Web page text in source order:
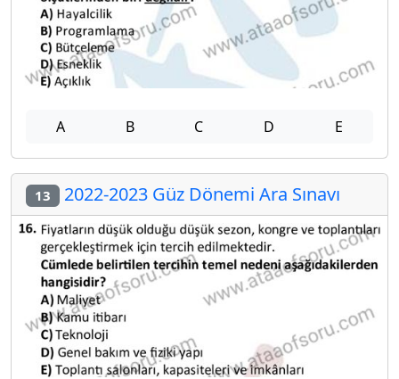
A B C D E
13 2022-2023 Güz Dönemi Ara Sınavı